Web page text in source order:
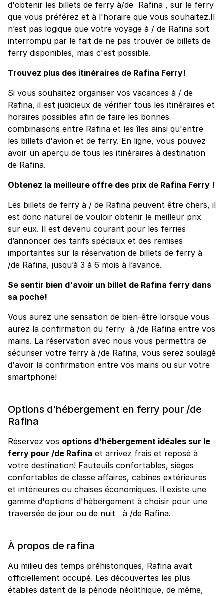
d'obtenir les billets de ferry à/de Rafina , sur le ferry
que vous préférez et à l'horaire que vous souhaitez.Il
n’est pas logique que votre voyage à / de Rafina soit
interrompu par le fait de ne pas trouver de billets de
ferry disponibles, mais c'est possible.
Trouvez plus des itinéraires de Rafina Ferry!
Si vous souhaitez organiser vos vacances à / de
Rafina, il est judicieux de vérifier tous les itinéraires et
horaires possibles afin de faire les bonnes
combinaisons entre Rafina et les îles ainsi qu'entre
les billets d'avion et de ferry. En ligne, vous pouvez
avoir un aperçu de tous les itinéraires à destination
de Rafina.
Obtenez la meilleure offre des prix de Rafina Ferry !
Les billets de ferry à / de Rafina peuvent être chers, il
est donc naturel de vouloir obtenir le meilleur prix
sur eux. Il est devenu courant pour les ferries
d’annoncer des tarifs spéciaux et des remises
importantes sur la réservation de billets de ferry à
/de Rafina, jusqu’à 3 à 6 mois à l’avance.
Se sentir bien d'avoir un billet de Rafina ferry dans
sa poche!
Vous aurez une sensation de bien-être lorsque vous
aurez la confirmation du ferry à /de Rafina entre vos
mains. La réservation avec nous vous permettra de
sécuriser votre ferry à /de Rafina, vous serez soulagé
d'avoir la confirmation entre vos mains ou sur votre
smartphone!
Options d'hébergement en ferry pour /de
Rafina
Réservez vos options d'hébergement idéales sur le
ferry pour /de Rafina et arrivez frais et reposé à
votre destination! Fauteuils confortables, sièges
confortables de classe affaires, cabines extérieures
et intérieures ou chaises économiques. Il existe une
gamme d'options d'hébergement à choisir pour une
traversée de jour ou de nuit à /de Rafina.
À propos de rafina
Au milieu des temps préhistoriques, Rafina avait
officiellement occupé. Les découvertes les plus
établies datent de la période néolithique, de même,